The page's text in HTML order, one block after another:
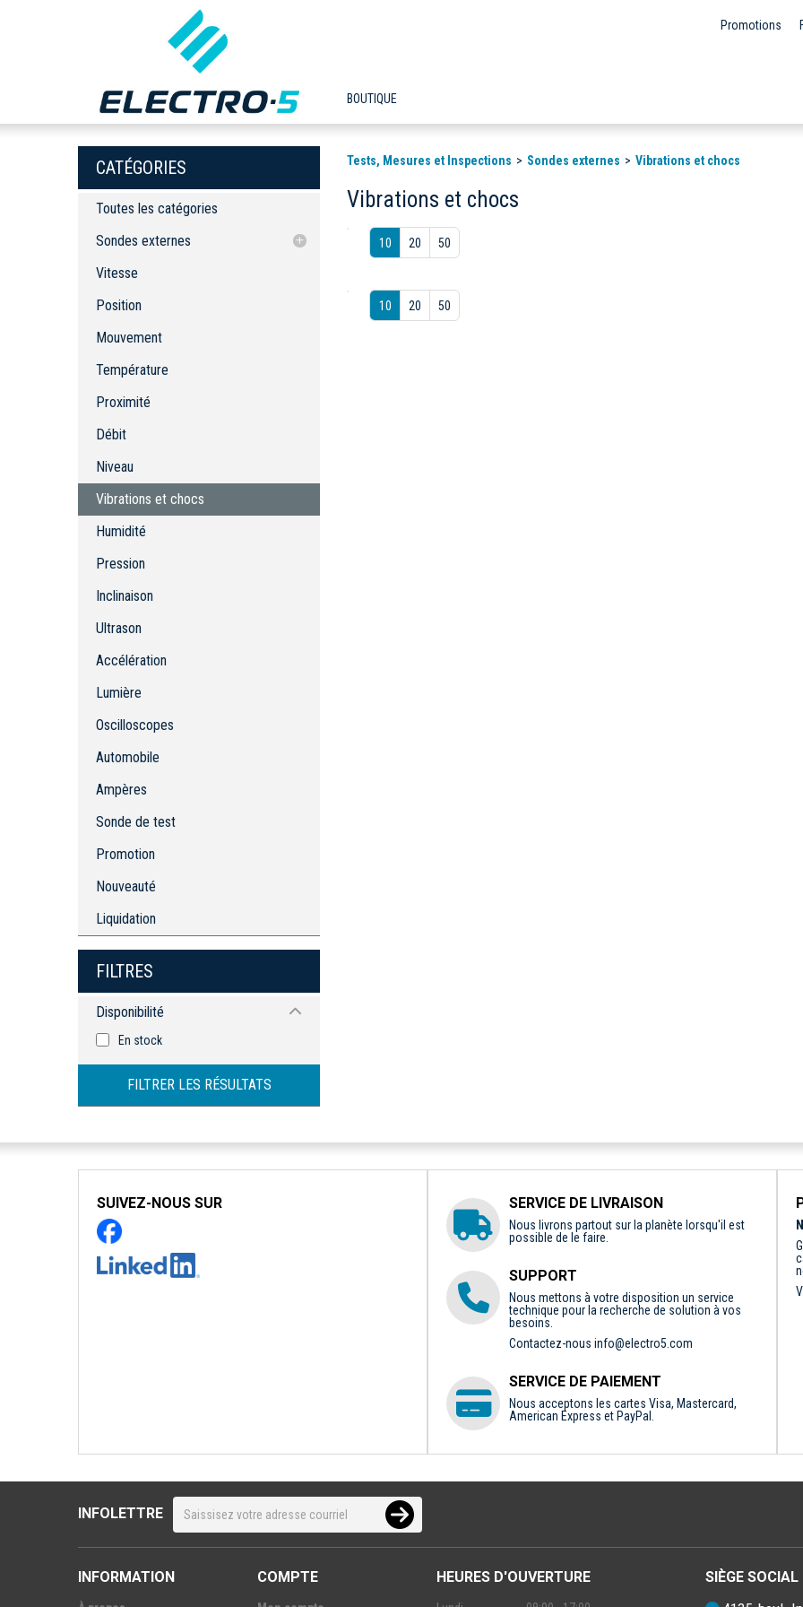
Promotions
BOUTIQUE
CATÉGORIES
Toutes les catégories
Sondes externes
Vitesse
Température
Proximité
Niveau
Vibrations et chocs
Inclinaison
Ultrason
Lumière
Oscilloscopes
Automobile
Sonde de test
Vitesse
Position
Mouvement
Température
Proximité
Débit
Niveau
Vibrations et chocs
Humidité
Pression
Inclinaison
Ultrason
Accélération
Lumière
Oscilloscopes
Automobile
Ampères
Sonde de test
Promotion
Nouveauté
Liquidation
FILTRES
Disponibilité
En stock
FILTRER LES RÉSULTATS
Tests, Mesures et Inspections Sondes externes Vibrations et chocs
Vibrations et chocs
10 20 50
10 20 50
SUIVEZ-NOUS SUR SERVICE DE LIVRAISON
Nous livrons partout sur la planète lorsqu'il est
possible de le faire.
SUPPORT
Nous mettons à votre disposition un service
technique pour la recherche de solution à vos
besoins.
Contactez-nous info@electro5.com
SERVICE DE PAIEMENT
Nous acceptons les cartes Visa, Mastercard,
American Express et PayPal.
INFOLETTRE
INFORMATION COMPTE HEURES D'OUVERTURE SIÈGE